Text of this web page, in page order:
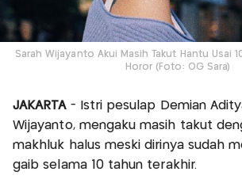
Sarah Wijayanto Akui Masih Takut Hantu Usai
Horor (Foto: OG Sara)
JAKARTA - Istri pesulap Demian
Wijayanto, mengaku masih takut
makhluk halus meski dirinya sudah
gaib selama 10 tahun terakhir.